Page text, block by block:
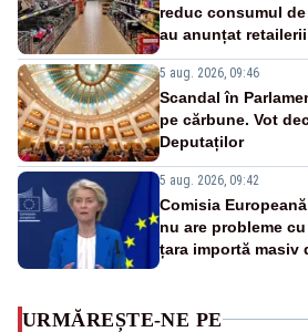
reduc consumul de
au anunțat retailerii
5 aug. 2026, 09:46
Scandal în
pe cărbune. Vot
Deputaților
5 aug. 2026, 09:42
Comisia
nu are probleme
țara importă masiv
URMĂREȘTE-NE PE